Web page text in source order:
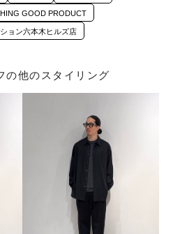
GOOD PRODUCT
ョン六本木ヒルズ店
の他のスタイリング